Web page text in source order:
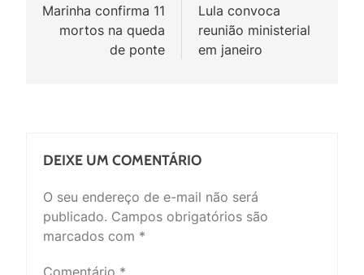
de
Post
Marinha confirma 11
mortos na queda
de ponte
Lula convoca
reunião ministerial
em janeiro
DEIXE UM COMENTÁRIO
O seu endereço de e-mail não será
publicado. Campos obrigatórios são
marcados com *
Comentário *